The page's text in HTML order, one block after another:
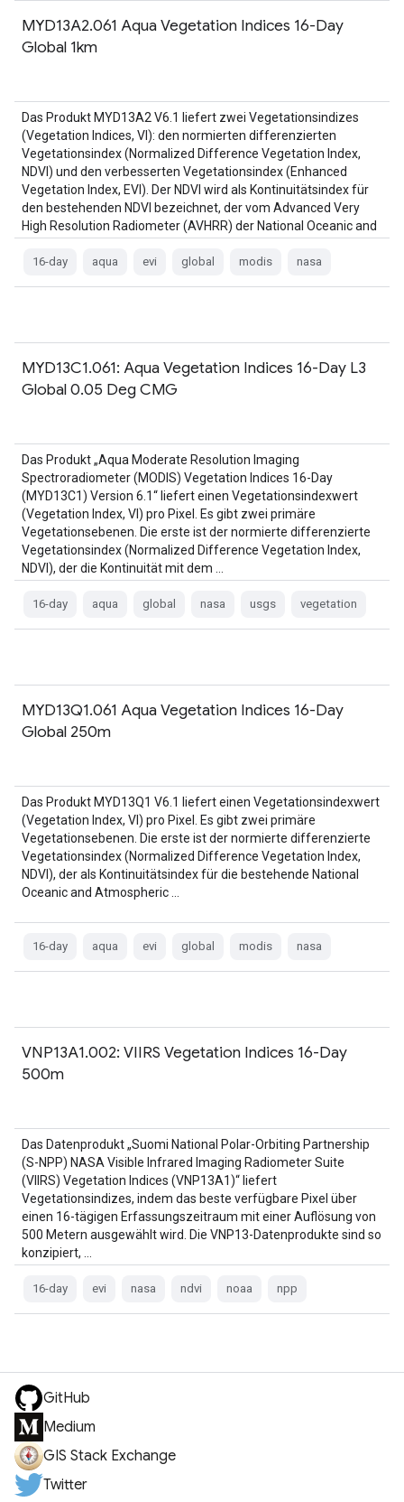
MYD13A2.061 Aqua Vegetation Indices 16-Day
Global 1km
Das Produkt MYD13A2 V6.1 liefert zwei Vegetationsindizes
(Vegetation Indices, VI): den normierten differenzierten
Vegetationsindex (Normalized Difference Vegetation Index,
NDVI) und den verbesserten Vegetationsindex (Enhanced
Vegetation Index, EVI). Der NDVI wird als Kontinuitätsindex für
den bestehenden NDVI bezeichnet, der vom Advanced Very
High Resolution Radiometer (AVHRR) der National Oceanic and
16-day aqua evi global modis nasa
MYD13C1.061: Aqua Vegetation Indices 16-Day L3
Global 0.05 Deg CMG
Das Produkt „Aqua Moderate Resolution Imaging
Spectroradiometer (MODIS) Vegetation Indices 16-Day
(MYD13C1) Version 6.1“ liefert einen Vegetationsindexwert
(Vegetation Index, VI) pro Pixel. Es gibt zwei primäre
Vegetationsebenen. Die erste ist der normierte differenzierte
Vegetationsindex (Normalized Difference Vegetation Index,
NDVI), der die Kontinuität mit dem …
16-day aqua global nasa usgs vegetation
MYD13Q1.061 Aqua Vegetation Indices 16-Day
Global 250m
Das Produkt MYD13Q1 V6.1 liefert einen Vegetationsindexwert
(Vegetation Index, VI) pro Pixel. Es gibt zwei primäre
Vegetationsebenen. Die erste ist der normierte differenzierte
Vegetationsindex (Normalized Difference Vegetation Index,
NDVI), der als Kontinuitätsindex für die bestehende National
Oceanic and Atmospheric …
16-day aqua evi global modis nasa
VNP13A1.002: VIIRS Vegetation Indices 16-Day
500m
Das Datenprodukt „Suomi National Polar-Orbiting Partnership
(S-NPP) NASA Visible Infrared Imaging Radiometer Suite
(VIIRS) Vegetation Indices (VNP13A1)“ liefert
Vegetationsindizes, indem das beste verfügbare Pixel über
einen 16-tägigen Erfassungszeitraum mit einer Auflösung von
500 Metern ausgewählt wird. Die VNP13-Datenprodukte sind so
konzipiert, …
16-day evi nasa ndvi noaa npp
GitHub
Medium
GIS Stack Exchange
Twitter